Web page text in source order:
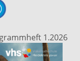
1.2026